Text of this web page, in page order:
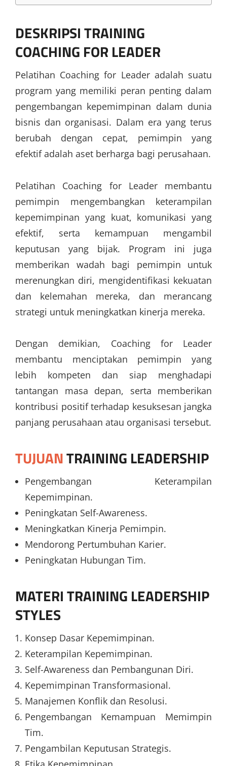
DESKRIPSITRAINING
COACHING FOR LEADER
Pelatihan Coaching for Leader adalah suatu
program yang memiliki peran penting dalam
pengembangan kepemimpinan dalam dunia
bisnis dan organisasi. Dalam era yang terus
berubah dengan cepat, pemimpin yang
efektif adalah aset berharga bagi perusahaan.
Pelatihan Coaching for Leader membantu
pemimpin mengembangkan keterampilan
kepemimpinan yang kuat, komunikasi yang
efektif, serta kemampuan mengambil
keputusan yang bijak. Program ini juga
memberikan wadah bagi pemimpin untuk
merenungkan diri, mengidentifikasi kekuatan
dan kelemahan mereka, dan merancang
strategi untuk meningkatkan kinerja mereka.
Dengan demikian, Coaching for Leader
membantu menciptakan pemimpin yang
lebih kompeten dan siap menghadapi
tantangan masa depan, serta memberikan
kontribusi positif terhadap kesuksesan jangka
panjang perusahaan atau organisasi tersebut.
TUJUANTRAINING LEADERSHIP
Pengembangan Keterampilan
Kepemimpinan.
Peningkatan Self-Awareness.
Meningkatkan Kinerja Pemimpin.
Mendorong Pertumbuhan Karier.
Peningkatan Hubungan Tim.
MATERITRAINING LEADERSHIP
STYLES
Konsep Dasar Kepemimpinan.
Keterampilan Kepemimpinan.
Self-Awareness dan Pembangunan Diri.
Kepemimpinan Transformasional.
Manajemen Konflik dan Resolusi.
Pengembangan Kemampuan Memimpin
Tim.
Pengambilan Keputusan Strategis.